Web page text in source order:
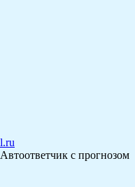
Автоответчик с прогнозом